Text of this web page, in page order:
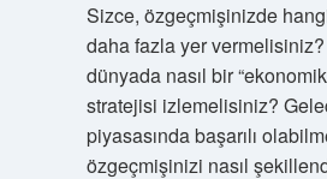
Sizce, özgeçmişinizde
daha fazla yer
dünyada nasıl bir
stratejisi izlemelisiniz?
piyasasında başarılı
özgeçmişinizi nasıl